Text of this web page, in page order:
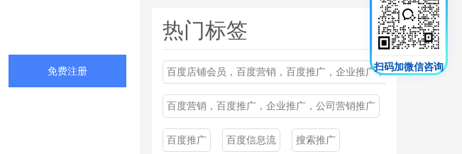
免费注册
热门标签
百度店铺会员，百度营销，百度推广，企业推广，公司营销推广
百度营销，百度推广，企业推广，公司营销推广
百度推广 百度信息流 搜索推广
扫码加微信咨询